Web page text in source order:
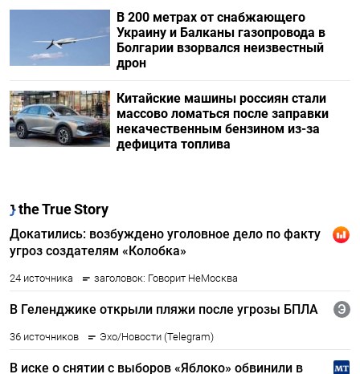
В 200 метрах от снабжающего
Украину и Балканы газопровода в
Болгарии взорвался неизвестный
дрон
Китайские машины россиян стали
массово ломаться после заправки
некачественным бензином из-за
дефицита топлива